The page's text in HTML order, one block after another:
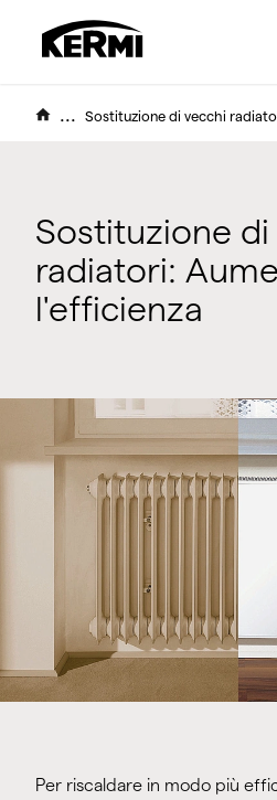
... Sostituzione di vecchi
Sostituzione di
radiatori:
l'efficienza
Per riscaldare in modo più